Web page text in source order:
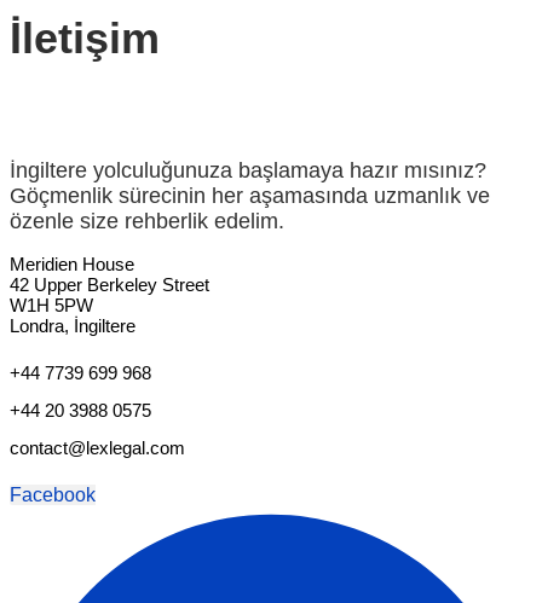
İletişim
İngiltere yolculuğunuza başlamaya hazır mısınız?
Göçmenlik sürecinin her aşamasında uzmanlık ve
özenle size rehberlik edelim.
Meridien House
42 Upper Berkeley Street
W1H 5PW
Londra, İngiltere
+44 7739 699 968
+44 20 3988 0575
contact@lexlegal.com
Facebook